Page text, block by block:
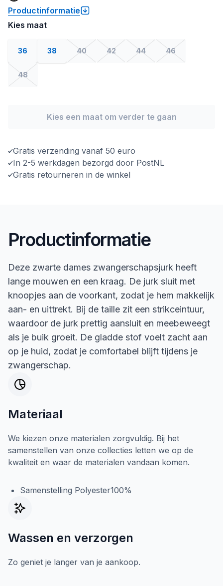
Productinformatie
Kies maat
36 38 40 42 44 46
48
Kies een maat om verder te gaan
Gratis verzending vanaf 50 euro
In 2-5 werkdagen bezorgd door PostNL
Gratis retourneren in de winkel
Productinformatie
Deze zwarte dames zwangerschapsjurk heeft
lange mouwen en een kraag. De jurk sluit met
knoopjes aan de voorkant, zodat je hem makkelijk
aan- en uittrekt. Bij de taille zit een strikceintuur,
waardoor de jurk prettig aansluit en meebeweegt
als je buik groeit. De gladde stof voelt zacht aan
op je huid, zodat je comfortabel blijft tijdens je
zwangerschap.
Materiaal
We kiezen onze materialen zorgvuldig. Bij het
samenstellen van onze collecties letten we op de
kwaliteit en waar de materialen vandaan komen.
Samenstelling Polyester100%
Wassen en verzorgen
Zo geniet je langer van je aankoop.